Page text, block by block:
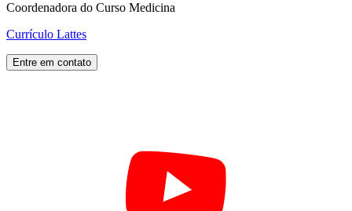
Coordenadora do Curso Medicina
Currículo Lattes
Entre em contato